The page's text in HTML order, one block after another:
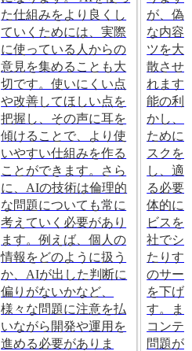
た仕組みをより良くし
ていくためには、実際
に使っている人からの
意見を集めることも大
切です。使いにくい点
や改善してほしい点を
把握し、その声に耳を
傾けることで、より使
いやすい仕組みを作る
ことができます。さら
に、AIの技術は倫理的
な問題についても常に
考えていく必要があり
ます。例えば、個人の
情報をどのように扱う
か、AIが出した判断に
偏りがないかなど、
様々な問題に注意を払
いながら開発や運用を
進める必要がありま
が、偽
な内容
ツを大
散させ
れます
能の利
かし、
ために
スクを
し、適
る必要
体的に
ビスを
社でシ
たりす
のサー
を下げ
す。ま
コンテ
問題が